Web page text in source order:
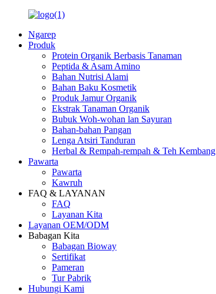
Ngarep
Produk
Protein Organik Berbasis Tanaman
Peptida & Asam Amino
Bahan Nutrisi Alami
Bahan Baku Kosmetik
Produk Jamur Organik
Ekstrak Tanaman Organik
Bubuk Woh-wohan lan Sayuran
Bahan-bahan Pangan
Lenga Atsiri Tanduran
Herbal & Rempah-rempah & Teh Kembang
Pawarta
Pawarta
Kawruh
FAQ & LAYANAN
FAQ
Layanan Kita
Layanan OEM/ODM
Babagan Kita
Babagan Bioway
Sertifikat
Pameran
Tur Pabrik
Hubungi Kami